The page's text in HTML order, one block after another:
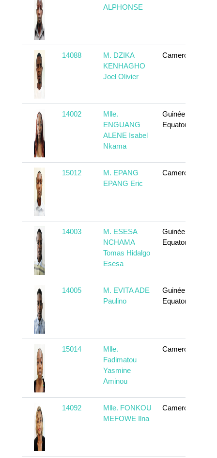
ALPHONSE
14088
M. DZIKA
KENHAGHO
Joel Olivier
Cameroun
14002
Mlle.
ENGUANG
ALENE Isabel
Nkama
Guinée
Equatoriale
15012
M. EPANG
EPANG Eric
Cameroun
14003
M. ESESA
NCHAMA
Tomas Hidalgo
Esesa
Guinée
Equatoriale
14005
M. EVITA ADE
Paulino
Guinée
Equatoriale
15014
Mlle.
Fadimatou
Yasmine
Aminou
Cameroun
14092
Mlle. FONKOU
MEFOWE Ilna
Cameroun